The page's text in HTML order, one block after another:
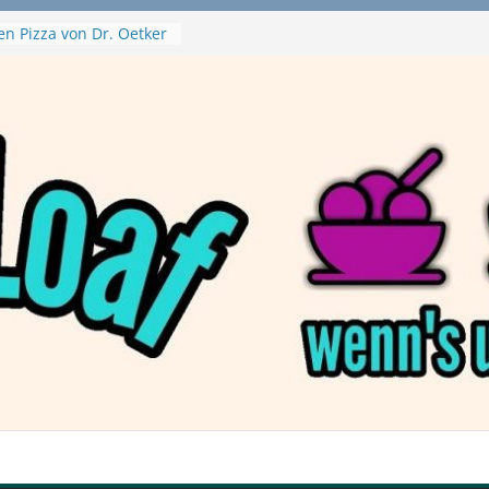
Pizza von Dr. Oetker
Nuggets und
– wirklich vegan?
Haftbefehl /